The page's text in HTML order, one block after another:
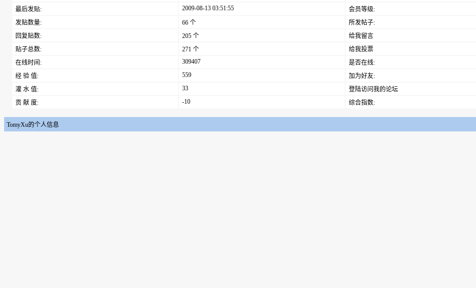
最后发贴:
2009-08-13 03:51:55 会员等级:
发贴数量:
66 个
所发帖子:
回复贴数:
205 个 给我留言
贴子总数:
271 个
给我投票
在线时间:
309407 是否在线:
经 验 值:
559
加为好友:
灌 水 值:
33 登陆访问我的论坛
贡 献 度:
-10 综合指数:
TomyXu的个人信息